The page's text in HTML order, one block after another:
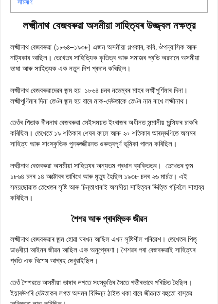
সামৰণি:
লক্ষ্মীনাথ বেজবৰুৱা অসমীয়া সাহিত্যৰ উজ্জ্বল নক্ষত্র
লক্ষ্মীনাথ বেজবৰুৱা (১৮৬৪–১৯৩৮) এজন অসমীয়া গল্পকাৰ, কবি, ঔপন্যাসিক আৰু
নাট্যকাৰ আছিল। তেখেতৰ সাহিত্যিক কৃতিত্ব আৰু সমাজৰ প্ৰতি অৱদানে অসমীয়া
ভাষা আৰু সাহিত্যক এক নতুন দিশ প্ৰদান কৰিছিল।
লক্ষ্মীনাথ বেজবৰুৱাদেৱৰ জন্ম হয় ১৮৬৪ চনৰ নভেম্বৰ মাহৰ লক্ষ্মীপুৰ্ণিমাৰ দিনা।
লক্ষ্মীপুৰ্ণিমাৰ দিনা তেওঁৰ জন্ম হয় বাৰে মাক-দেউতাকে তেওঁৰ নাম ৰাখে লক্ষ্মীনাথ।
তেওঁৰ পিতাক দীননাথ বেজবৰুৱা সেইসময়ত ইংৰাজৰ অধীনত সন্মানীয় মুন্সিফৰ চাকৰি
কৰিছিল। তেখেতে ১৯ শতিকাৰ শেষৰ ফালে আৰু ২০ শতিকাৰ আৰম্ভণিতে অসমৰ
সাহিত্য আৰু সাংস্কৃতিক পুনৰুজ্জীৱনত গুৰুত্বপূৰ্ণ ভূমিকা পালন কৰিছিল।
লক্ষ্মীনাথ বেজবৰুৱা অসমীয়া সাহিত্যৰ অন্যতম প্ৰধান ব্যক্তিত্ব। তেখেতৰ জন্ম
১৮৬৪ চনৰ ১৪ অক্টোবৰ তাৰিখে আৰু মৃত্যু হৈছিল ১৯৩৮ চনৰ ২৬ মার্চত। এই
সময়ছোৱাত তেখেতৰ সৃষ্টি আৰু চিন্তাধাৰাই অসমীয়া সাহিত্যৰ ভিত্তি গঢ়িবলৈ সাহায্য
কৰিছিল।
শৈশৱ আৰু প্ৰাৰম্ভিক জীৱন
লক্ষ্মীনাথ বেজবৰুৱাৰ জন্ম হোৱা ঘৰখন আছিল এখন সৃষ্টিশীল পৰিৱেশ। তেখেতৰ পিতৃ
ডাঙৰীয়া আইনৰ জীৱন আছিল এক অনুপ্ৰেৰণা। শৈশৱৰ পৰা বেজবৰুৱাই সাহিত্যৰ
প্ৰতি এক বিশেষ আগ্ৰহ দেখুৱাইছিল।
তেওঁ শৈশৱতে অসমীয়া ভাষাৰ লগতে সংস্কৃতিৰ সৈতে গভীৰভাবে পৰিচিত হৈছিল।
ইয়াৰউপৰি দেউতাকৰ লগত অসমৰ বিভিন্ন ঠাইত থকা বাবে জীৱনত বহুতো বাস্তৱ